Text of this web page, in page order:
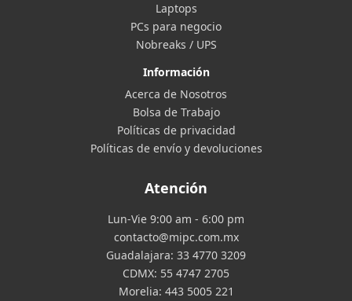
Laptops
PCs para negocio
Nobreaks / UPS
Información
Acerca de Nosotros
Bolsa de Trabajo
Políticas de privacidad
Políticas de envío y devoluciones
Atención
Lun-Vie 9:00 am - 6:00 pm
contacto@mipc.com.mx
Guadalajara: 33 4770 3209
CDMX: 55 4747 2705
Morelia: 443 5005 221